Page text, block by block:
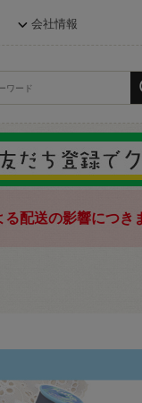
会社情報
る配送の影響につき